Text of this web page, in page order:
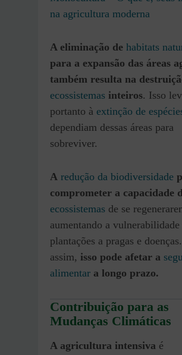
na agricultura moderna
A eliminação de habitats
para a expansão das áreas
também resulta na
ecossistemas inteiros. Isso
portanto à extinção de
dependiam dessas áreas para
sobreviver.
A redução da biodiversidade
comprometer a capacidade
ecossistemas de se
aumentando a vulnerabilidade
plantações a pragas e
assim, isso pode afetar a
alimentar a longo prazo.
Contribuição para as
Mudanças Climáticas
A agricultura intensiva é